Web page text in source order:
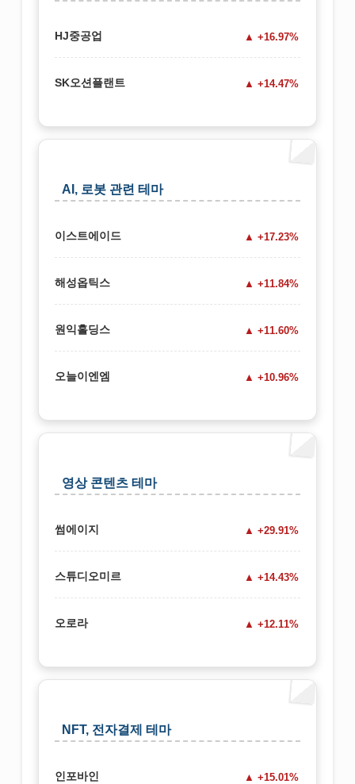
HJ중공업 +16.97%
SK오션플랜트 +14.47%
AI, 로봇 관련 테마
이스트에이드 +17.23%
해성옵틱스 +11.84%
원익홀딩스 +11.60%
오늘이엔엠 +10.96%
영상 콘텐츠 테마
썸에이지 +29.91%
스튜디오미르 +14.43%
오로라 +12.11%
NFT, 전자결제 테마
인포바인 +15.01%